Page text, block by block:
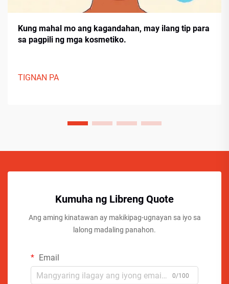
Kung mahal mo ang kagandahan, may ilang tip para
sa pagpili ng mga kosmetiko.
TIGNAN PA
Kumuha ng Libreng Quote
Ang aming kinatawan ay makikipag-ugnayan sa iyo sa
lalong madaling panahon.
Email
0/100